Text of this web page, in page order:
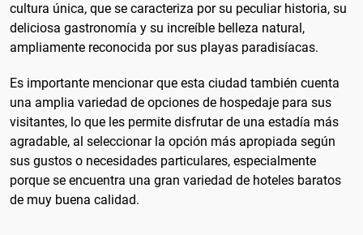
cultura única, que se caracteriza por su peculiar historia, su
deliciosa gastronomía y su increíble belleza natural,
ampliamente reconocida por sus playas paradisíacas.
Es importante mencionar que esta ciudad también cuenta
una amplia variedad de opciones de hospedaje para sus
visitantes, lo que les permite disfrutar de una estadía más
agradable, al seleccionar la opción más apropiada según
sus gustos o necesidades particulares, especialmente
porque se encuentra una gran variedad de hoteles baratos
de muy buena calidad.